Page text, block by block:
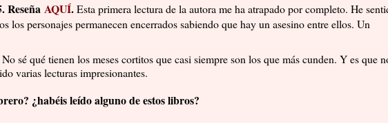
Reseña AQUÍ.Esta primera lectura de la autora me ha atrapado por completo. He
los personajes permanecen encerrados sabiendo que hay un asesino entre ellos. Un
sé qué tienen los meses cortitos que casi siempre son los que más cunden. Y es que
varias lecturas impresionantes.
¿habéis leído alguno de estos libros?